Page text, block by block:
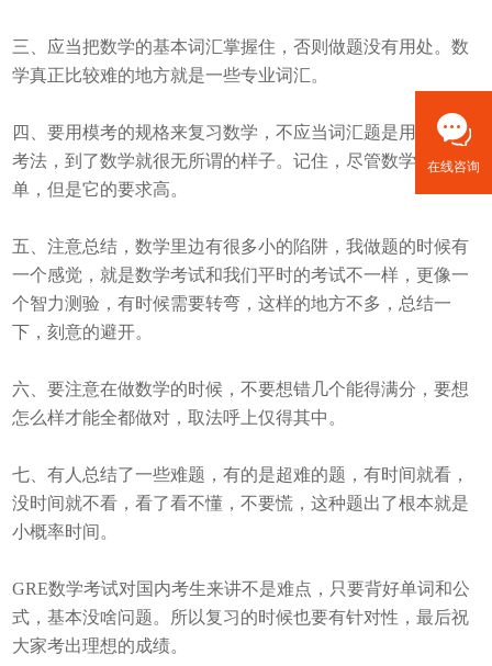
三、应当把数学的基本词汇掌握住，否则做题没有用处。数
学真正比较难的地方就是一些专业词汇。
四、要用模考的规格来复习数学，不应当词汇题是用模考的
考法，到了数学就很无所谓的样子。记住，尽管数学比较简
单，但是它的要求高。
五、注意总结，数学里边有很多小的陷阱，我做题的时候有
一个感觉，就是数学考试和我们平时的考试不一样，更像一
个智力测验，有时候需要转弯，这样的地方不多，总结一
下，刻意的避开。
六、要注意在做数学的时候，不要想错几个能得满分，要想
怎么样才能全都做对，取法呼上仅得其中。
七、有人总结了一些难题，有的是超难的题，有时间就看，
没时间就不看，看了看不懂，不要慌，这种题出了根本就是
小概率时间。
GRE数学考试对国内考生来讲不是难点，只要背好单词和公
式，基本没啥问题。所以复习的时候也要有针对性，最后祝
大家考出理想的成绩。
在线咨询